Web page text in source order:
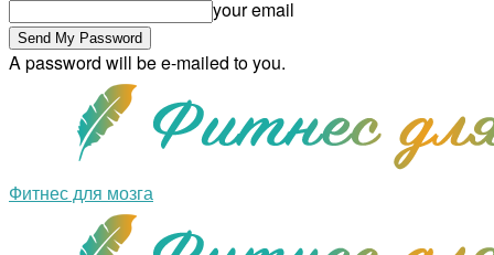
your email
A password will be e-mailed to you.
Фитнес для мозга